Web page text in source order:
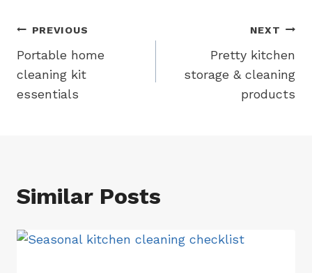
Post
navigation
PREVIOUS
Portable home
cleaning kit
essentials
NEXT
Pretty kitchen
storage & cleaning
products
Similar Posts